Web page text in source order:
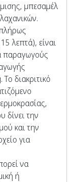
μπεσαμέλ
λεπτά), είναι
παραγωγούς
διακριτικό
δίνει την
και την
για
να
ή